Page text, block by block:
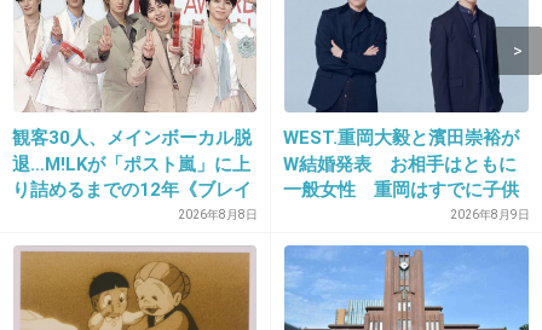
+111 -11
15. 匿名2013/12/31(火) 10:29:54
たけのこはうまい
+77
観客30人、メインボーカル脱
退…M!LKが「ポスト嵐」に上
り詰めるまでの12年《ブレイ
2026年8月8日
WEST.重岡大毅と濱田崇裕が
W結婚発表 お相手はともに
一般女性 重岡はすでに子供
2026年8月9日